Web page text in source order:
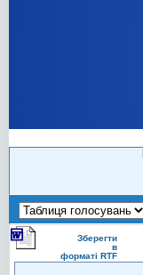
Зберегти
в
форматі RTF